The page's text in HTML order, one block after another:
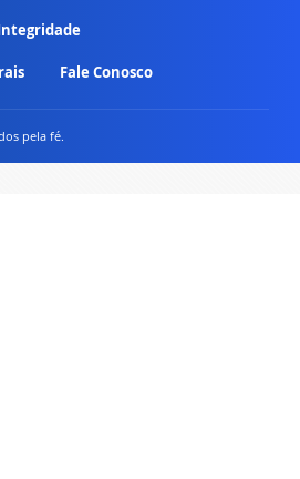
Fale Conosco
pela fé.